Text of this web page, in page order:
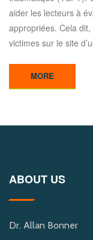
aider les lecteurs à
appropriées. Cela
victimes sur le site
MORE
ABOUT US
Dr. Allan Bonner